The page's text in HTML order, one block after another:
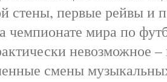
стены, первые рейвы и
чемпионате мира по
невозможное
смены